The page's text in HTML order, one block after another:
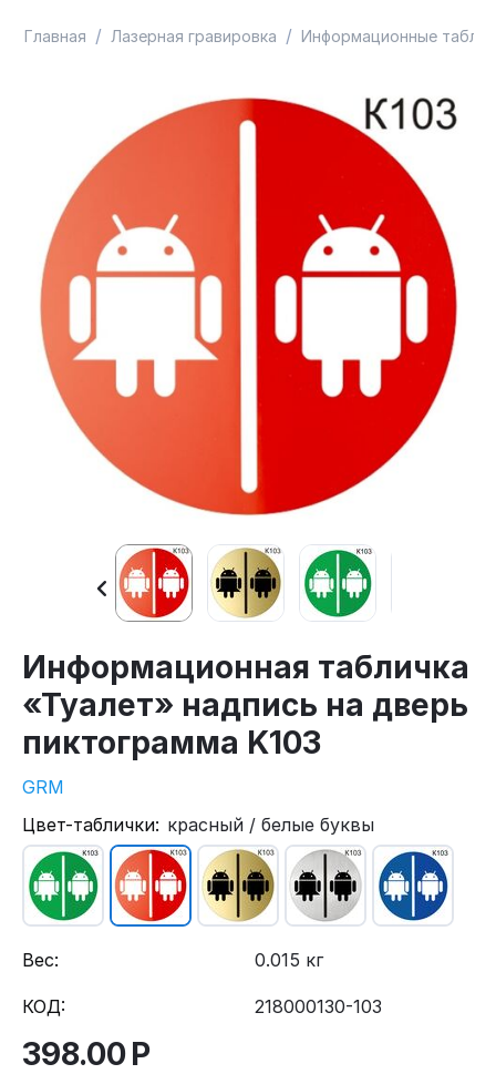
Главная / Лазерная гравировка / Информационные
Информационная табличка
«Туалет» надпись на дверь
пиктограмма K103
GRM
Цвет-таблички: красный / белые буквы
Вес: 0.015 кг
КОД: 218000130-103
398.00Р